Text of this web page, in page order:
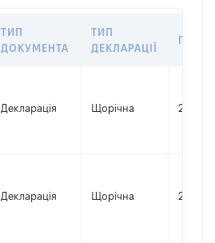
ТИП
ДОКУМЕНТА
ТИП
ДЕКЛАРАЦІЇ
Декларація Щорічна 2025
Декларація Щорічна 2024